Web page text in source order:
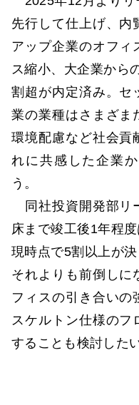
先行して仕上げ、内
アップ企業のオフィ
ス縮小、大企業から
割超が内定済み。セ
業の業種はさまざま
環境配慮など社会貢
れに共感した企業
う。
同社投資開発部リ
床まで竣工後1年程
現時点で5割以上が
それよりも前倒しに
フィスの引き合いの
スケルトン仕様のフ
することも検討した